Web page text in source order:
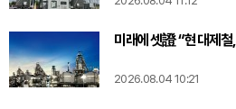
미래에셋證 “현대제
2026.08.04 10:21